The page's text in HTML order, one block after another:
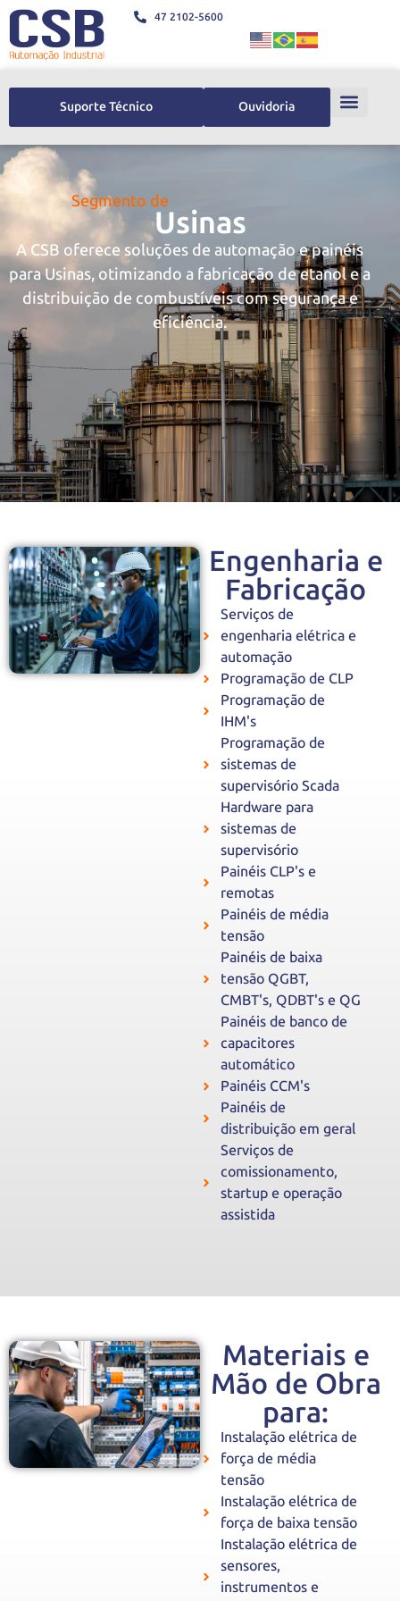
47 2102-5600
Suporte Técnico Ouvidoria
Segmento de
Usinas
A CSB oferece soluções de automação e painéis
para Usinas, otimizando a fabricação de etanol e a
distribuição de combustíveis com segurança e
eficiência.
Engenharia e
Fabricação
Serviços de
engenharia elétrica e
automação
Programação de CLP
Programação de
IHM's
Programação de
sistemas de
supervisório Scada
Hardware para
sistemas de
supervisório
Painéis CLP's e
remotas
Painéis de média
tensão
Painéis de baixa
tensão QGBT,
CMBT's, QDBT's e QG
Painéis de banco de
capacitores
automático
Painéis CCM's
Painéis de
distribuição em geral
Serviços de
comissionamento,
startup e operação
assistida
Materiais e
Mão de Obra
para:
Instalação elétrica de
força de média
tensão
Instalação elétrica de
força de baixa tensão
Instalação elétrica de
sensores,
instrumentos e